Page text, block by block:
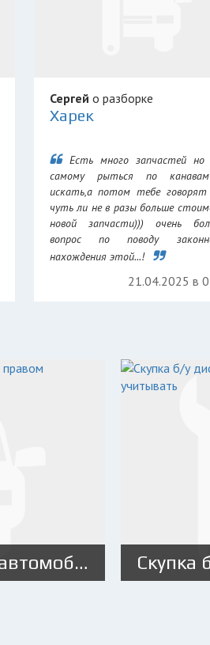
Сергей о разборке
Харек
Есть много запчастей но
самому рыться по
искать,а потом тебе говорят
чуть ли не в разы больше
новой запчасти))) очень
вопрос по поводу
нахождения этой...!
21.04.2025 в
Займ под залог ПТС автомобиля с правом пользования